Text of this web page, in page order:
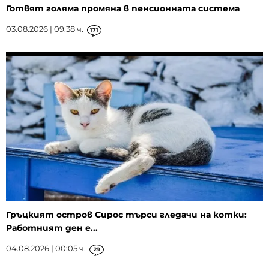
Готвят голяма промяна в пенсионната система
03.08.2026 | 09:38 ч. 171
Гръцкият остров Сирос търси гледачи на котки:
Работният ден е...
04.08.2026 | 00:05 ч. 29